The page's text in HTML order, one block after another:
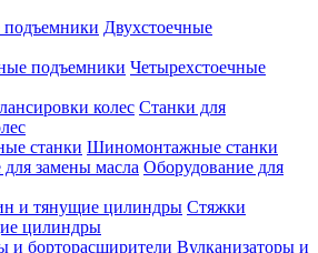
Двухстоечные
Четырехстоечные
Станки для
Шиномонтажные станки
Оборудование для
Стяжки
цилиндры
Вулканизаторы и